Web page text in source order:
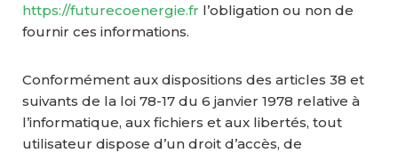
https://futurecoenergie.fr l’obligation ou non de
fournir ces informations.
Conformément aux dispositions des articles 38 et
suivants de la loi 78-17 du 6 janvier 1978 relative à
l’informatique, aux fichiers et aux libertés, tout
utilisateur dispose d’un droit d’accès, de